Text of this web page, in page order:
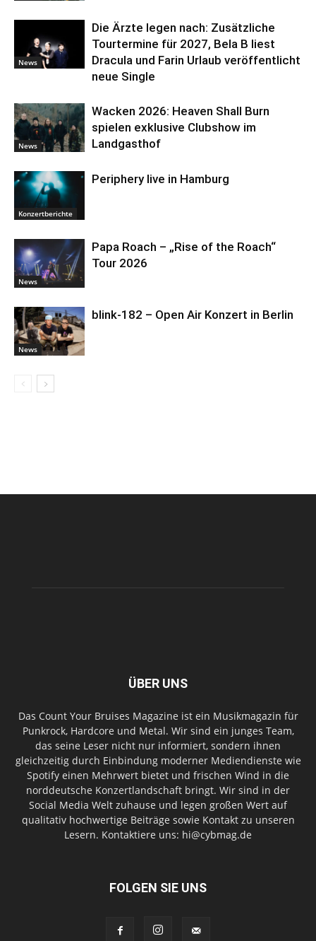
News
Die Ärzte legen nach: Zusätzliche
Tourtermine für 2027, Bela B liest
Dracula und Farin Urlaub veröffentlicht
neue Single
News
Wacken 2026: Heaven Shall Burn
spielen exklusive Clubshow im
Landgasthof
Konzertberichte
Periphery live in Hamburg
News
Papa Roach – „Rise of the Roach“
Tour 2026
News
blink-182 – Open Air Konzert in Berlin
ÜBER UNS
Das Count Your Bruises Magazine ist ein Musikmagazin für
Punkrock, Hardcore und Metal. Wir sind ein junges Team,
das seine Leser nicht nur informiert, sondern ihnen
gleichzeitig durch Einbindung moderner Mediendienste wie
Spotify einen Mehrwert bietet und frischen Wind in die
norddeutsche Konzertlandschaft bringt. Wir sind in der
Social Media Welt zuhause und legen großen Wert auf
qualitativ hochwertige Beiträge sowie Kontakt zu unseren
Lesern. Kontaktiere uns: hi@cybmag.de
FOLGEN SIE UNS